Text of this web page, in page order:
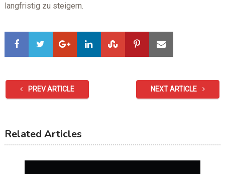
langfristig zu steigern.
PREV ARTICLE NEXT ARTICLE
Related Articles